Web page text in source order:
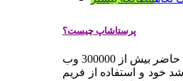
پرستاشاپ چیست؟
پرستاشاپ یک سیستم مدیریت وب سایت / فروشگاه آنلاین اپن سورس است که به شما کمک می کند به سرعت یک وب سایت فروشگاهی / شرکتی داشته باشید. در حال حاضر بیش از 300000 وب
خود و استفاده از فریم